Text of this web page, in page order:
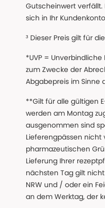
Gutscheinwert verfällt.
sich in Ihr
³ Dieser Preis gilt für
*UVP =
zum Zwecke der
Abgabepreis im Sinne
**Gilt für alle gültigen
werden am Montag
ausgenommen sind
Lieferengpässen nicht
pharmazeutischen
Lieferung Ihrer
nächsten Tag gilt
NRW und / oder ein
an dem Werktag, der